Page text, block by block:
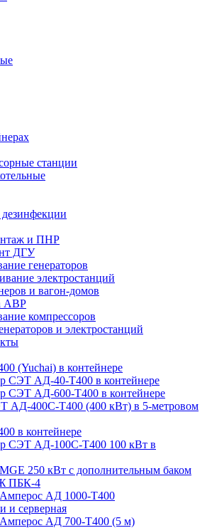
станции
и ПНР
ДГУ
генераторов
электростанций
и вагон-домов
АВР
компрессоров
и электростанций
(Yuchai) в контейнере
СЭТ АД-40-Т400 в контейнере
СЭТ АД-600-Т400 в контейнере
АД-400С-Т400 (400 кВт) в 5-метровом
в контейнере
СЭТ АД-100С-Т400 100 кВт в
250 кВт с дополнительным баком
ПБК-4
АД 1000-Т400
и серверная
АД 700-Т400 (5 м)